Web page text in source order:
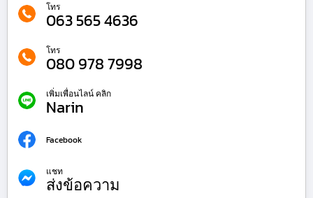
โทร
063 565 4636
โทร
080 978 7998
เพิ่มเพื่อนไลน์ คลิก
Narin
Facebook
แชท
ส่งข้อความ